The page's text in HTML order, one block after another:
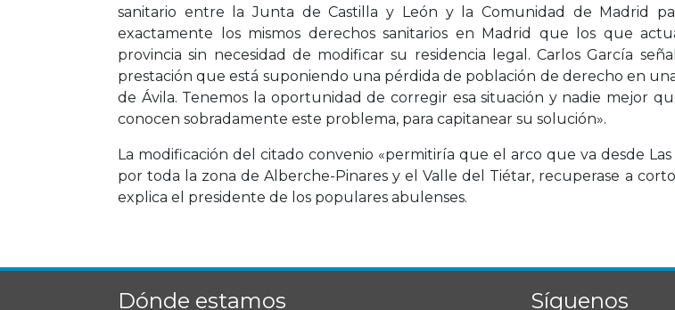
sanitario entre la Junta de Castilla y León y la Comunidad de Madrid
exactamente los mismos derechos sanitarios en Madrid que los que
provincia sin necesidad de modificar su residencia legal. Carlos García
prestación que está suponiendo una pérdida de población de derecho en
de Ávila. Tenemos la oportunidad de corregir esa situación y nadie mejor
conocen sobradamente este problema, para capitanear su solución».
La modificación del citado convenio «permitiría que el arco que va desde
por toda la zona de Alberche-Pinares y el Valle del Tiétar, recuperase a
explica el presidente de los populares abulenses.
Dónde estamos Síguenos